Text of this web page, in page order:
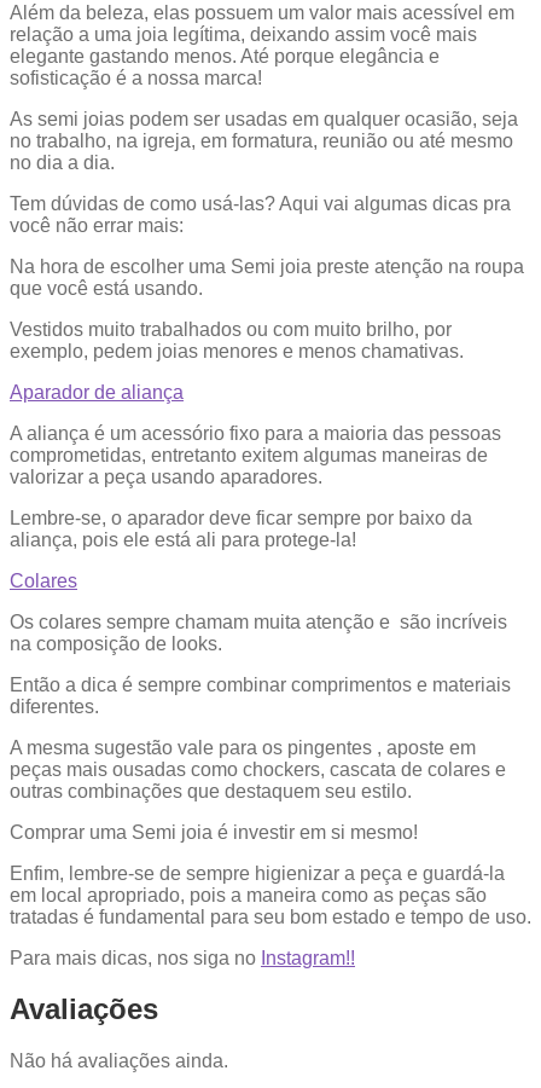
Além da beleza, elas possuem um valor mais acessível em
relação a uma joia legítima, deixando assim você mais
elegante gastando menos. Até porque elegância e
sofisticação é a nossa marca!
As semi joias podem ser usadas em qualquer ocasião, seja
no trabalho, na igreja, em formatura, reunião ou até mesmo
no dia a dia.
Tem dúvidas de como usá-las? Aqui vai algumas dicas pra
você não errar mais:
Na hora de escolher uma Semi joia preste atenção na roupa
que você está usando.
Vestidos muito trabalhados ou com muito brilho, por
exemplo, pedem joias menores e menos chamativas.
Aparador de aliança
A aliança é um acessório fixo para a maioria das pessoas
comprometidas, entretanto exitem algumas maneiras de
valorizar a peça usando aparadores.
Lembre-se, o aparador deve ficar sempre por baixo da
aliança, pois ele está ali para protege-la!
Colares
Os colares sempre chamam muita atenção e são incríveis
na composição de looks.
Então a dica é sempre combinar comprimentos e materiais
diferentes.
A mesma sugestão vale para os pingentes , aposte em
peças mais ousadas como chockers, cascata de colares e
outras combinações que destaquem seu estilo.
Comprar uma Semi joia é investir em si mesmo!
Enfim, lembre-se de sempre higienizar a peça e guardá-la
em local apropriado, pois a maneira como as peças são
tratadas é fundamental para seu bom estado e tempo de uso.
Para mais dicas, nos siga no Instagram!!
Avaliações
Não há avaliações ainda.